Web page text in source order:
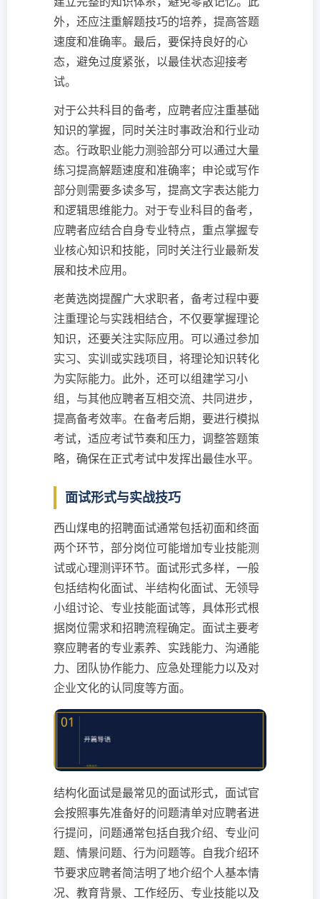
外，还应注重解题技巧的培养，提高答题
速度和准确率。最后，要保持良好的心
态，避免过度紧张，以最佳状态迎接考
试。
对于公共科目的备考，应聘者应注重基础
知识的掌握，同时关注时事政治和行业动
态。行政职业能力测验部分可以通过大量
练习提高解题速度和准确率；申论或写作
部分则需要多读多写，提高文字表达能力
和逻辑思维能力。对于专业科目的备考，
应聘者应结合自身专业特点，重点掌握专
业核心知识和技能，同时关注行业最新发
展和技术应用。
老黄选岗提醒广大求职者，备考过程中要
注重理论与实践相结合，不仅要掌握理论
知识，还要关注实际应用。可以通过参加
实习、实训或实践项目，将理论知识转化
为实际能力。此外，还可以组建学习小
组，与其他应聘者互相交流、共同进步，
提高备考效率。在备考后期，要进行模拟
考试，适应考试节奏和压力，调整答题策
略，确保在正式考试中发挥出最佳水平。
面试形式与实战技巧
西山煤电的招聘面试通常包括初面和终面
两个环节，部分岗位可能增加专业技能测
试或心理测评环节。面试形式多样，一般
包括结构化面试、半结构化面试、无领导
小组讨论、专业技能面试等，具体形式根
据岗位需求和招聘流程确定。面试主要考
察应聘者的专业素养、实践能力、沟通能
力、团队协作能力、应急处理能力以及对
企业文化的认同度等方面。
结构化面试是最常见的面试形式，面试官
会按照事先准备好的问题清单对应聘者进
行提问，问题通常包括自我介绍、专业问
题、情景问题、行为问题等。自我介绍环
节要求应聘者简洁明了地介绍个人基本情
况、教育背景、工作经历、专业技能以及